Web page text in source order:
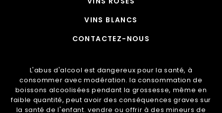
VINS BLANCS
CONTACTEZ-NOUS
L'abus d'alcool est dangereux pour la santé, à
consommer avec modération. la consommation de
boissons alcoolisées pendant la grossesse, même en
faible quantité, peut avoir des conséquences graves sur
la santé de l'enfant. vendre ou offrir à des mineurs de